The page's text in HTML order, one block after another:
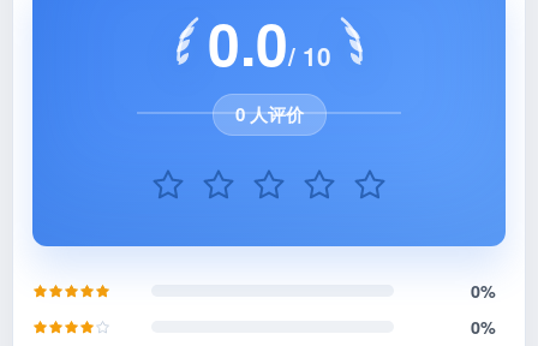
0.0/ 10
0 人评价
0%
0%